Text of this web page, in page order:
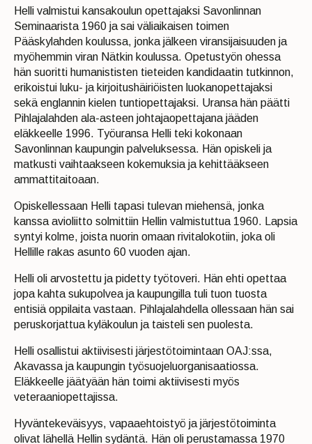
Helli valmistui kansakoulun opettajaksi Savonlinnan
Seminaarista 1960 ja sai väliaikaisen toimen
Pääskylahden koulussa, jonka jälkeen viransijaisuuden ja
myöhemmin viran Nätkin koulussa. Opetustyön ohessa
hän suoritti humanististen tieteiden kandidaatin tutkinnon,
erikoistui luku- ja kirjoitushäiriöisten luokanopettajaksi
sekä englannin kielen tuntiopettajaksi. Uransa hän päätti
Pihlajalahden ala-asteen johtajaopettajana jääden
eläkkeelle 1996. Työuransa Helli teki kokonaan
Savonlinnan kaupungin palveluksessa. Hän opiskeli ja
matkusti vaihtaakseen kokemuksia ja kehittääkseen
ammattitaitoaan.
Opiskellessaan Helli tapasi tulevan miehensä, jonka
kanssa avioliitto solmittiin Hellin valmistuttua 1960. Lapsia
syntyi kolme, joista nuorin omaan rivitalokotiin, joka oli
Hellille rakas asunto 60 vuoden ajan.
Helli oli arvostettu ja pidetty työtoveri. Hän ehti opettaa
jopa kahta sukupolvea ja kaupungilla tuli tuon tuosta
entisiä oppilaita vastaan. Pihlajalahdella ollessaan hän sai
peruskorjattua kyläkoulun ja taisteli sen puolesta.
Helli osallistui aktiivisesti järjestötoimintaan OAJ:ssa,
Akavassa ja kaupungin työsuojeluorganisaatiossa.
Eläkkeelle jäätyään hän toimi aktiivisesti myös
veteraaniopettajissa.
Hyväntekeväisyys, vapaaehtoistyö ja järjestötoiminta
olivat lähellä Hellin sydäntä. Hän oli perustamassa 1970